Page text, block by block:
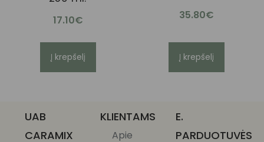
17.10€
Į krepšelį
35.80€
Į krepšelį
UAB
CARAMIX
KLIENTAMS
Apie
E.
PARDUOTUVĖS